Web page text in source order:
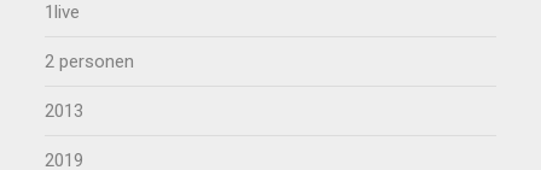
1live
2 personen
2013
2019